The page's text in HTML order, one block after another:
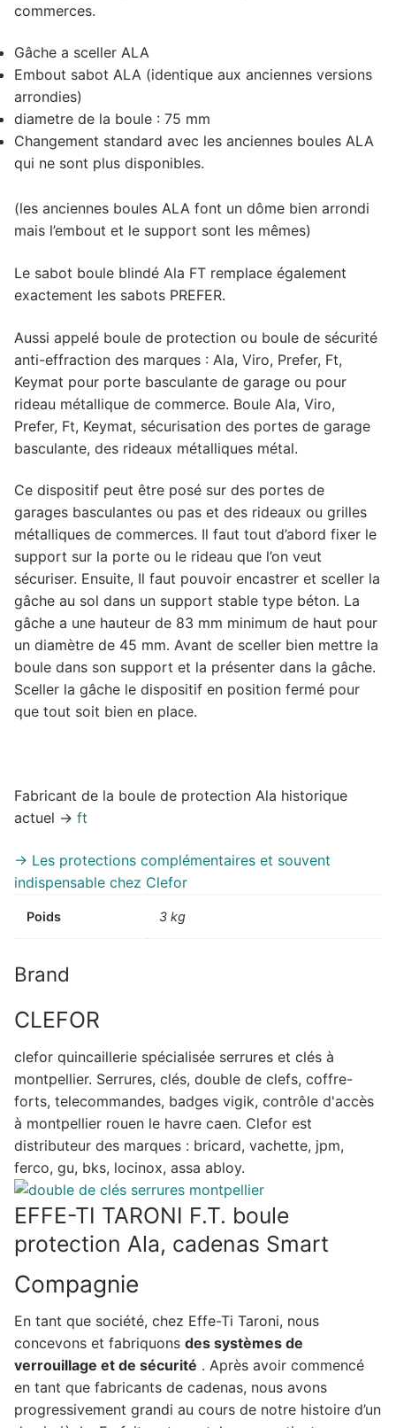
commerces.
Gâche a sceller ALA
Embout sabot ALA (identique aux anciennes versions
arrondies)
diametre de la boule : 75 mm
Changement standard avec les anciennes boules ALA
qui ne sont plus disponibles.
(les anciennes boules ALA font un dôme bien arrondi
mais l’embout et le support sont les mêmes)
Le sabot boule blindé Ala FT remplace également
exactement les sabots PREFER.
Aussi appelé boule de protection ou boule de sécurité
anti-effraction des marques : Ala, Viro, Prefer, Ft,
Keymat pour porte basculante de garage ou pour
rideau métallique de commerce. Boule Ala, Viro,
Prefer, Ft, Keymat, sécurisation des portes de garage
basculante, des rideaux métalliques métal.
Ce dispositif peut être posé sur des portes de
garages basculantes ou pas et des rideaux ou grilles
métalliques de commerces. Il faut tout d’abord fixer le
support sur la porte ou le rideau que l’on veut
sécuriser. Ensuite, Il faut pouvoir encastrer et sceller la
gâche au sol dans un support stable type béton. La
gâche a une hauteur de 83 mm minimum de haut pour
un diamètre de 45 mm. Avant de sceller bien mettre la
boule dans son support et la présenter dans la gâche.
Sceller la gâche le dispositif en position fermé pour
que tout soit bien en place.
Fabricant de la boule de protection Ala historique
actuel -> ft
-> Les protections complémentaires et souvent
indispensable chez Clefor
Poids 3 kg
Brand
CLEFOR
clefor quincaillerie spécialisée serrures et clés à
montpellier. Serrures, clés, double de clefs, coffre-
forts, telecommandes, badges vigik, contrôle d'accès
à montpellier rouen le havre caen. Clefor est
distributeur des marques : bricard, vachette, jpm,
ferco, gu, bks, locinox, assa abloy.
EFFE-TI TARONI F.T. boule
protection Ala, cadenas Smart
Compagnie
En tant que société, chez Effe-Ti Taroni, nous
concevons et fabriquons des systèmes de
verrouillage et de sécurité . Après avoir commencé
en tant que fabricants de cadenas, nous avons
progressivement grandi au cours de notre histoire d’un